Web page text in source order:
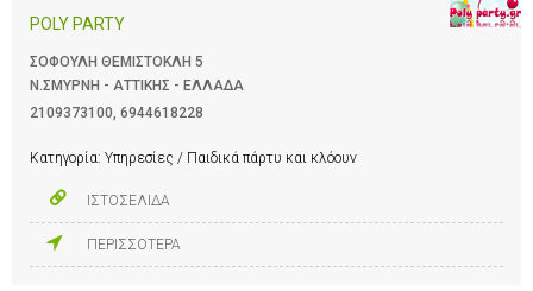
POLY PARTY
ΣΟΦΟΥΛΗ ΘΕΜΙΣΤΟΚΛΗ 5
Ν.ΣΜΥΡΝΗ - ΑΤΤΙΚΗΣ - ΕΛΛΑΔΑ
2109373100, 6944618228
Κατηγορία: Υπηρεσίες / Παιδικά πάρτυ και κλόουν
ΙΣΤΟΣΕΛΙΔΑ
ΠΕΡΙΣΣΟΤΕΡΑ